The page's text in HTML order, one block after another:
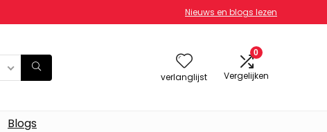
Nieuws en blogs lezen
verlanglijst
0
Vergelijken
Blogs